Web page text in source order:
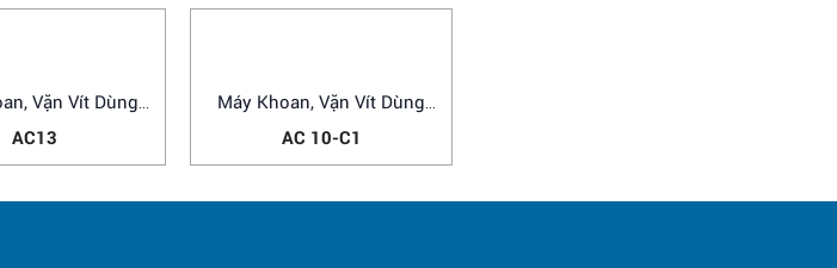
Máy Khoan, Vặn Vít Dùng
Pin
AC 10-C1